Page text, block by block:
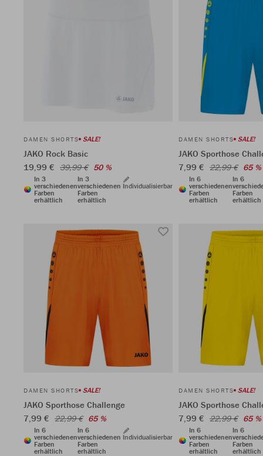
DAMEN SHORTS SALE!
JAKO Rock Basic
19,99 € 39,99 € 50 %
In 3
verschiedenen
Farben
erhältlich
In 3
verschiedenen
Farben
erhältlich
Individualisierbar
DAMEN SHORTS SALE!
JAKO Sporthose
7,99 € 22,99 € 65 %
In 6
verschiedenen
Farben
erhältlich
In 6
Farben
erhältlich
DAMEN SHORTS SALE!
JAKO Sporthose Challenge
7,99 € 22,99 € 65 %
In 6
verschiedenen
Farben
erhältlich
In 6
verschiedenen
Farben
erhältlich
Individualisierbar
DAMEN SHORTS SALE!
JAKO Sporthose
7,99 € 22,99 € 65 %
In 6
verschiedenen
Farben
erhältlich
In 6
Farben
erhältlich